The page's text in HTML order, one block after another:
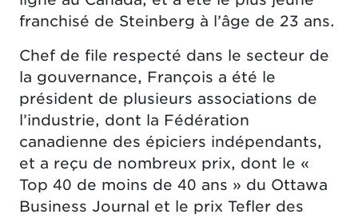
franchisé de Steinberg à l’âge de 23 ans.
Chef de file respecté dans le secteur de
la gouvernance, François a été le
président de plusieurs associations de
l’industrie, dont la Fédération
canadienne des épiciers indépendants,
et a reçu de nombreux prix, dont le «
Top 40 de moins de 40 ans » du Ottawa
Business Journal et le prix Tefler des